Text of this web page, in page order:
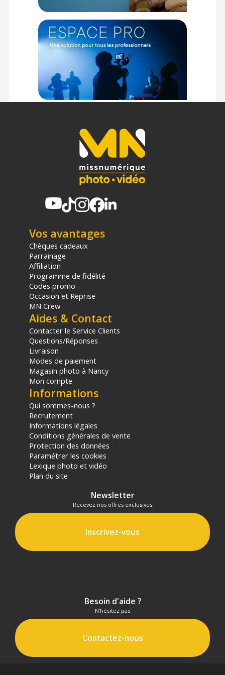
fournir la puissance requise de 100 watts pour maintenir
l'appareil allumé en pleine charge, ce voyant se met à
clignoter. Vous êtes ainsi immédiatement alerté d'un
problème de compatibilité pour agir avant la moindre
coupure d'image.
Caractéristiques du coupleur d'alimentation Sony DC-
Modèle : Sony DC-C2
Puissance d'entrée minimale requise : 100 Watts
Longueur du câble d'alimentation : 1,6 mètre
Témoin de contrôle : Oui avec alerte de sous-alimentation
Température de fonctionnement : 0 à 40 degrés
Dimensions du module : 55,5 x 70,6 x 32 mm
CONTENU DU CARTON
1x Sangle de fixation
Offre valable jusqu'au 07-08-2026 inclus.
Code EAN SONY Sony coupleur DC-C2 pour batterie SA -
Adaptateur secteur - Achat & prix :
Garantie 2 ans
d'achat, sur la base d'une expédition Chronopost 24H vers un point
relais situé en France continentale uniquement, valable uniquement
sur les produits de moins de 1m et moins de 20Kg.
(2) Sous réserve d'éligibilité.
(3) Nombre de points Fidélité estimés, hors remises au panier, basé
sur le prix TTC en €, les points seront effectivement calculés dans le
panier.
Vos avantages
Chèques cadeaux
Parrainage
Affiliation
Programme de fidélité
Codes promo
Occasion et Reprise
MN Crew
Aides & Contact
Contacter le Service Clients
Questions/Réponses
Livraison
Modes de paiement
Magasin photo à Nancy
Mon compte
Informations
Qui sommes-nous ?
Recrutement
Informations légales
Conditions générales de vente
Protection des données
Paramétrer les cookies
Lexique photo et vidéo
Plan du site
Newsletter
Recevez nos offres exclusives
Inscrivez-vous
Besoin d'aide ?
N'hésitez pas
Contactez-nous